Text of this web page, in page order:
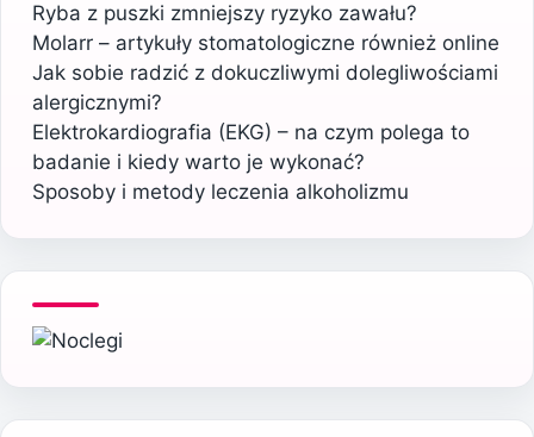
Ryba z puszki zmniejszy ryzyko zawału?
Molarr – artykuły stomatologiczne również online
Jak sobie radzić z dokuczliwymi dolegliwościami
alergicznymi?
Elektrokardiografia (EKG) – na czym polega to
badanie i kiedy warto je wykonać?
Sposoby i metody leczenia alkoholizmu